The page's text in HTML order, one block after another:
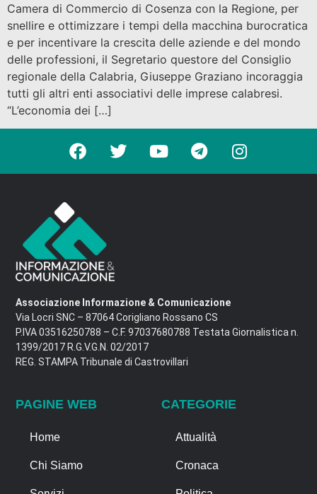
Camera di Commercio di Cosenza con la Regione, per
snellire e ottimizzare i tempi della macchina burocratica
e per incentivare la crescita delle aziende e del mondo
delle professioni, il Segretario questore del Consiglio
regionale della Calabria, Giuseppe Graziano incoraggia
tutti gli altri enti associativi delle imprese calabresi.
“L’economia dei […]
Associazione Informazione & Comunicazione
Via Locri SNC – 87064 Corigliano Rossano CS
P.IVA 03516250788 – C.F. 97037680788 Testata Giornalistica n.
1399/2017 R.G.V.G.N. 02/2017
REG. STAMPA Tribunale di Castrovillari
PAGINE WEB
Home
Chi Siamo
CATEGORIE
Attualità
Cronaca